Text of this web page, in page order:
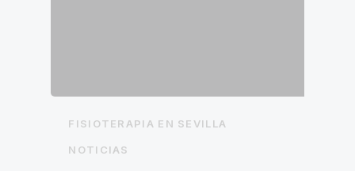
FISIOTERAPIA EN SEVILLA
NOTICIAS